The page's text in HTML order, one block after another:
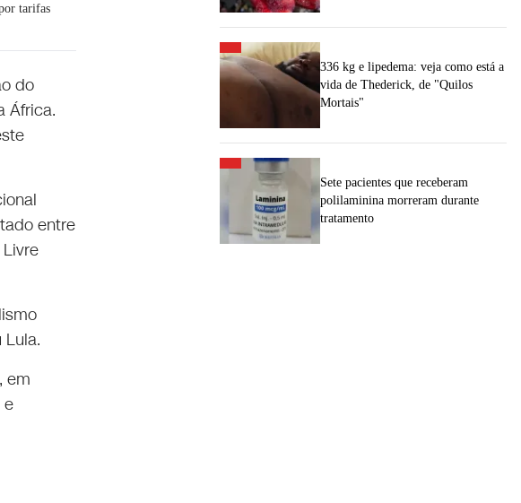
tarifas
do
África.
entre
Lula.
, em
e
336 kg e lipedema: veja como está a
vida de Thederick, de "Quilos
Mortais"
Sete pacientes que receberam
polilaminina morreram durante
tratamento